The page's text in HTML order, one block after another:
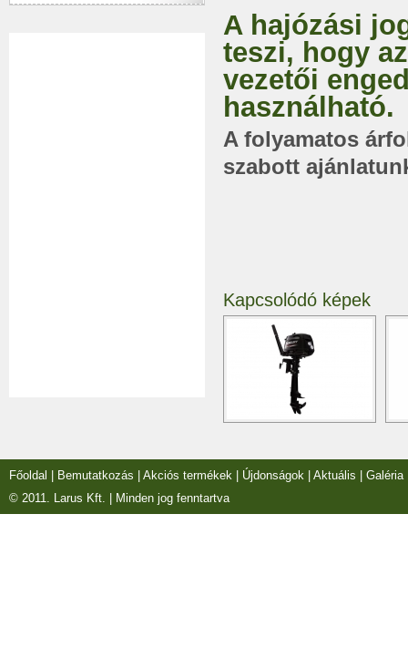
A hajózási
teszi, hogy
vezetői
használható.
A folyamatos
szabott
Kapcsolódó képek
Főoldal Bemutatkozás Akciós termékek Újdonságok Aktuális Galéria
© 2011. Larus Kft. | Minden jog fenntartva